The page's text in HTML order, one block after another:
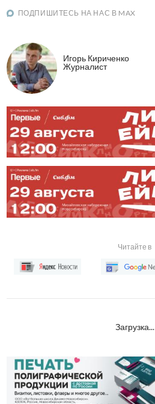
ПОДПИШИТЕСЬ НА НАС В MAX
Игорь Кириченко
Журналист
Читайте в
Загрузка...